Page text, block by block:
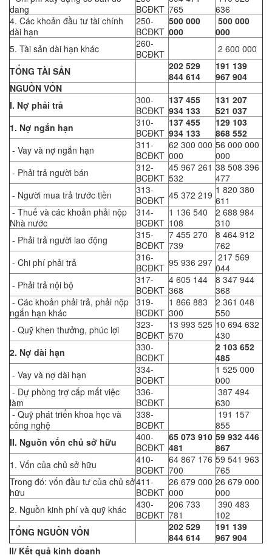
dang
BCĐKT 765
636
4. Các khoản đầu tư tài chính
dài hạn
250-
BCĐKT
500 000
000
500 000
000
5. Tài sản dài hạn khác
260-
BCĐKT
2 600 000
TỔNG TÀI SẢN
202 529
844 614
191 139
967 904
NGUỒN VỐN
I. Nợ phải trả
300-
BCĐKT
137 455
934 133
131 207
521 037
1. Nợ ngắn hạn
310-
BCĐKT
137 455
934 133
129 103
868 552
- Vay và nợ ngắn hạn
311-
BCĐKT
62 300 000
000
56 000 000
000
- Phải trả người bán
312-
BCĐKT
45 967 261
532
38 508 396
477
- Người mua trả trước tiền
313-
BCĐKT 45 372 219 1 820 380
611
- Thuế và các khoản phải nộp
Nhà nước
314-
BCĐKT
1 136 540
108
2 688 984
310
- Phải trả người lao động
315-
BCĐKT
7 455 270
739
8 464 912
762
- Chi phí phải trả
316-
BCĐKT 95 936 297 217 569
044
- Phải trả nội bộ
317-
BCĐKT
4 605 144
368
8 347 944
368
- Các khoản phải trả, phải nộp
ngắn hạn khác
319-
BCĐKT
1 866 883
300
2 361 048
550
- Quỹ khen thưởng, phúc lợi
323-
BCĐKT
13 993 525
570
10 694 632
430
2. Nợ dài hạn
330-
BCĐKT
2 103 652
485
- Vay và nợ dài hạn
334-
BCĐKT
1 525 000
000
- Dự phòng trợ cấp mất việc
làm
336-
BCĐKT
387 494
630
- Quỹ phát triển khoa học và
công nghệ
338-
BCĐKT
191 157
855
II. Nguồn vốn chủ sở hữu
400-
BCĐKT
65 073 910
481
59 932 446
867
1. Vốn của chủ sở hữu
410-
BCĐKT
64 867 176
700
59 541 963
765
Trong đó: vốn đầu tư của chủ sở
hữu
411-
BCĐKT
26 679 000
000
26 679 000
000
2. Nguồn kinh phí và quỹ khác
430-
BCĐKT
206 733
781
390 483
102
TỔNG NGUỒN VỐN
202 529
844 614
191 139
967 904
II/ Kết quả kinh doanh